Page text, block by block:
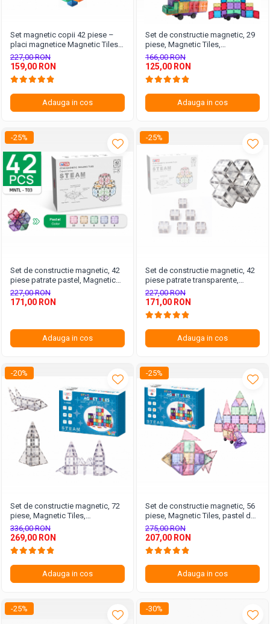
Set magnetic copii 42 piese –
placi magnetice Magnetic Tiles
2D 3D
227,00 RON
159,00 RON
Adauga in cos
Set de constructie magnetic, 29
piese, Magnetic Tiles,
multicolore de forme geometrice
diferite, 2D, 3D
166,00 RON
125,00 RON
Adauga in cos
-25%
Set de constructie magnetic, 42
piese patrate pastel, Magnetic
Tiles, 2D, 3D
227,00 RON
171,00 RON
Adauga in cos
-25%
Set de constructie magnetic, 42
piese patrate transparente,
Magnetic Tiles, 2D, 3D
227,00 RON
171,00 RON
Adauga in cos
-20%
Set de constructie magnetic, 72
piese, Magnetic Tiles,
transparente de forme
geometrice diferite, 2D, 3D
336,00 RON
269,00 RON
Adauga in cos
-25%
Set de constructie magnetic, 56
piese, Magnetic Tiles, pastel de
forme geometrice diferite, 2D,
3D
275,00 RON
207,00 RON
Adauga in cos
-25% -30%